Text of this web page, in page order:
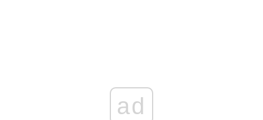
ad